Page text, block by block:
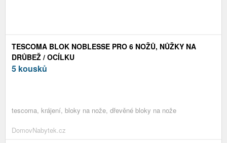
TESCOMA BLOK NOBLESSE PRO 6 NOŽŮ, NŮŽKY NA
DRŮBEŽ / OCÍLKU
5 kousků
tescoma, krájení, bloky na nože, dřevěné bloky na nože
DomovNabytek.cz